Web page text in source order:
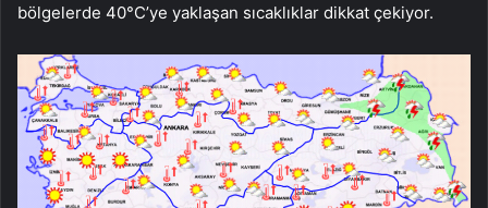
bölgelerde 40°C’ye yaklaşan sıcaklıklar dikkat çekiyor.